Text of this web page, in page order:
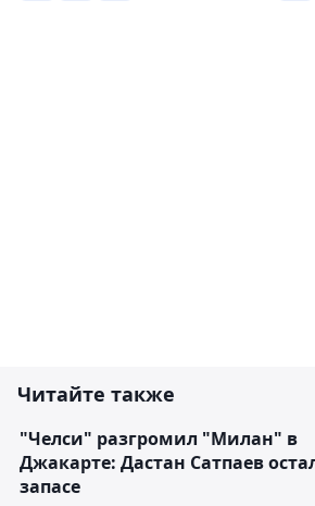
Читайте также
"Челси" разгромил "Милан" в
Джакарте: Дастан Сатпаев
запасе